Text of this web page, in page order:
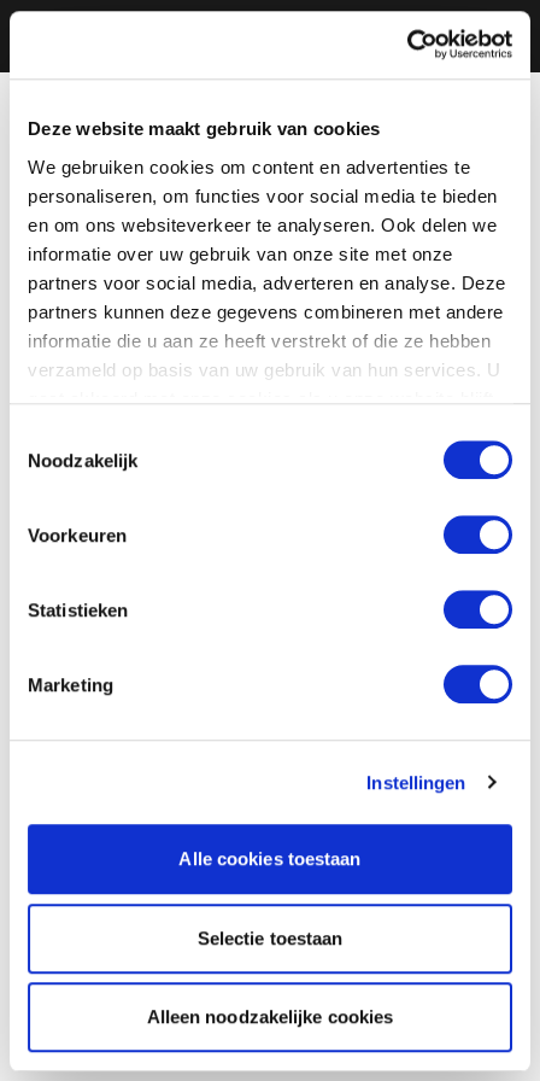
Deze website maakt gebruik van cookies
We gebruiken cookies om content en advertenties te
personaliseren, om functies voor social media te bieden
en om ons websiteverkeer te analyseren. Ook delen we
informatie over uw gebruik van onze site met onze
partners voor social media, adverteren en analyse. Deze
partners kunnen deze gegevens combineren met andere
informatie die u aan ze heeft verstrekt of die ze hebben
verzameld op basis van uw gebruik van hun services. U
Noodzakelijk
Voorkeuren
Statistieken
Marketing
Instellingen
Alle cookies toestaan
Selectie toestaan
Alleen noodzakelijke cookies